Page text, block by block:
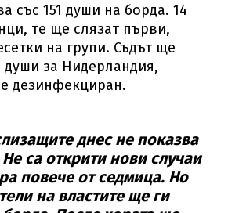
със 151 души на борда. 14
те ще слязат първи,
на групи. Съдът ще
души за Нидерландия,
дезинфекциран.
днес не показва
са открити нови случаи
повече от седмица. Но
на властите ще ги